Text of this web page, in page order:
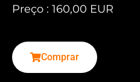
Preço : 160,00 EUR
Comprar